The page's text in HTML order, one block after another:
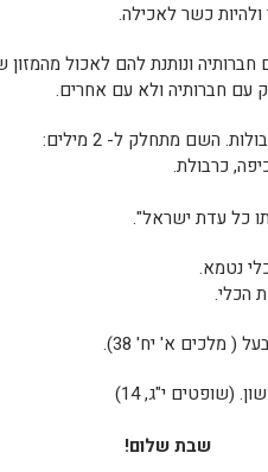
כשר לאכילה.
חברותיה ולא עם אחרים.
כרבולת.
הכלי.
שבת שלום!